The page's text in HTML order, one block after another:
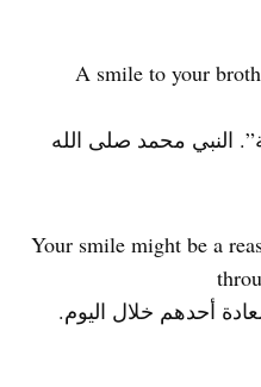
.”A smile to your
النبي محمد صلى الله
!Your smile might be a
أحدهم خلال اليوم.